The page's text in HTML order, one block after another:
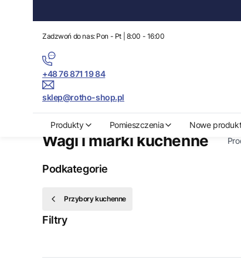
Zadzwoń do nas: Pon - Pt | 8:00 - 16:00
+48 76 871 19 84
sklep@rotho-shop.pl
Produkty Pomieszczenia Nowe
Wagi i miarki kuchenne
Podkategorie
Przybory kuchenne
Filtry